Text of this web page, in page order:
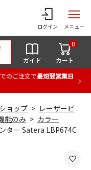
ログイン メニュー
ガイド カート
0
のご注文で最短翌営業日
ョップ
レーザービ
能のみ
カラー
ター Satera LBP674C